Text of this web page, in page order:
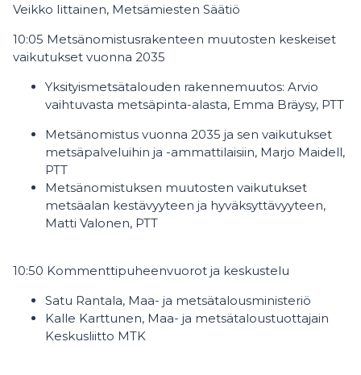
Veikko Iittainen, Metsämiesten Säätiö
10:05 Metsänomistusrakenteen muutosten keskeiset
vaikutukset vuonna 2035
Yksityismetsätalouden rakennemuutos: Arvio
vaihtuvasta metsäpinta-alasta, Emma Bräysy, PTT
Metsänomistus vuonna 2035 ja sen vaikutukset
metsäpalveluihin ja -ammattilaisiin, Marjo Maidell,
PTT
Metsänomistuksen muutosten vaikutukset
metsäalan kestävyyteen ja hyväksyttävyyteen,
Matti Valonen, PTT
10:50 Kommenttipuheenvuorot ja keskustelu
Satu Rantala, Maa- ja metsätalousministeriö
Kalle Karttunen, Maa- ja metsätaloustuottajain
Keskusliitto MTK